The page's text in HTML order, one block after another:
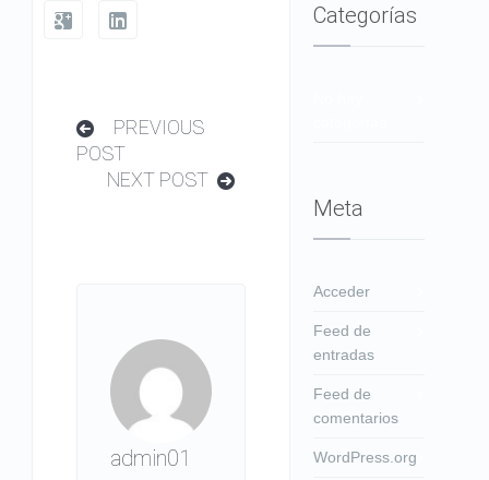
PREVIOUS
POST
NEXT POST
admin01
Categorías
Meta
Acceder
Feed de
entradas
Feed de
comentarios
WordPress.org